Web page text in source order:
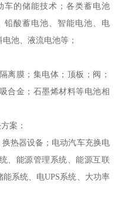
车的储能技术；各类蓄电池
铅酸蓄电池、智能电池、电
池、液流电池等；
离膜；集电体；顶板；阀；
合金；石墨烯材料等电池相
案：
热器设备；电动汽车充换电
、能源管理系统、能源互联
系统、电UPS系统、大功率